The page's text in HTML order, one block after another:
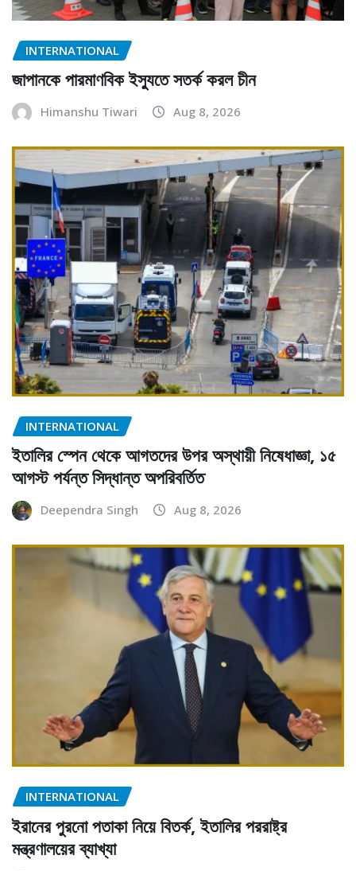
INTERNATIONAL
জাপানকে পারমাণবিক ইস্যুতে সতর্ক করল চীন
Himanshu Tiwari Aug 8, 2026
INTERNATIONAL
ইতালির স্পেন থেকে আগতদের উপর অস্থায়ী নিষেধাজ্ঞা, ১৫
আগস্ট পর্যন্ত সিদ্ধান্ত অপরিবর্তিত
Deependra Singh Aug 8, 2026
INTERNATIONAL
ইরানের পুরনো পতাকা নিয়ে বিতর্ক, ইতালির পররাষ্ট্র
মন্ত্রণালয়ের ব্যাখ্যা